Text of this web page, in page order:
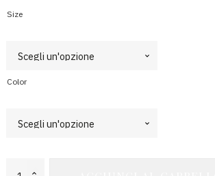
Size
Color